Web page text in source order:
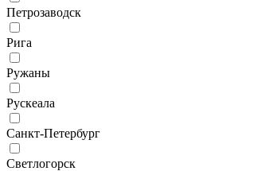
Петрозаводск
Рига
Ружаны
Рускеала
Санкт-Петербург
Светлогорск